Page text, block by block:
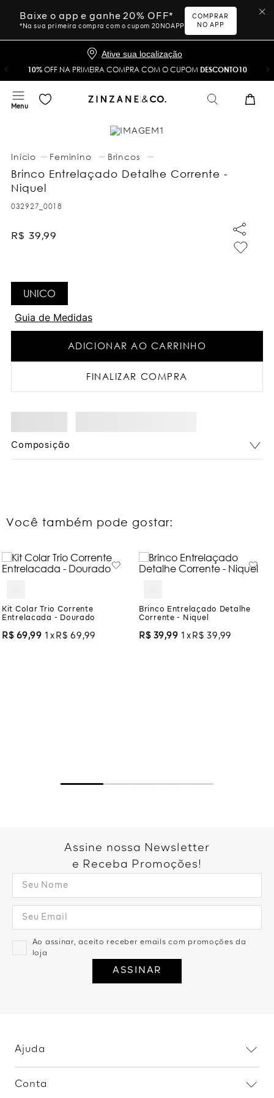
Baixe o app e ganhe 20% OFF*
*Na sua primeira compra com o cupom 20NOAPP
COMPRAR
NO APP
Ative sua localização
10%OFF NA PRIMEIRA COMPRA COM O CUPOM DESCONTO10
Feminino Brincos
Brinco Entrelaçado Detalhe Corrente -
Niquel
032927_0018
R$ 39,99
UNICO
Guia de Medidas
ADICIONAR AO CARRINHO
FINALIZAR COMPRA
Composição
Você também pode gostar:
Kit Colar Trio Corrente
Entrelacada - Dourado
R$ 69,99 1 R$ 69 ,99
Brinco Entrelaçado Detalhe
Corrente - Niquel
R$ 39,99 1 R$ 39 ,99
Assine nossa Newsletter
e Receba Promoções!
Ao assinar, aceito receber emails com promoções da
loja
ASSINAR
Ajuda
Conta